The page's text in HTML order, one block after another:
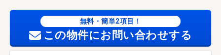
無料・簡単2項目！
この物件にお問い合わせする